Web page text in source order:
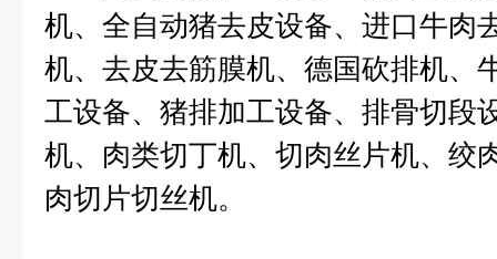
机、全自动猪去皮设备、进口牛肉
机、去皮去筋膜机、德国砍排机、
工设备、猪排加工设备、排骨切段
机、肉类切丁机、切肉丝片机、绞
肉切片切丝机。